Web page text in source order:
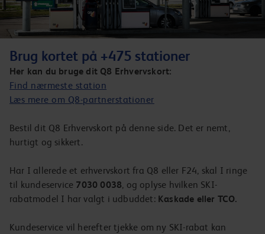
Brug kortet på +475 stationer
Her kan du bruge dit Q8 Erhvervskort:
Find nærmeste station
Læs mere om Q8-partnerstationer
Bestil dit Q8 Erhvervskort på denne side. Det er nemt,
hurtigt og sikkert.
Har I allerede et erhvervskort fra Q8 eller F24, skal I ringe
til kundeservice 7030 0038, og oplyse hvilken SKI-
rabatmodel I har valgt i udbuddet: Kaskade eller TCO.
Kundeservice vil herefter tjekke om ny SKI-rabat kan